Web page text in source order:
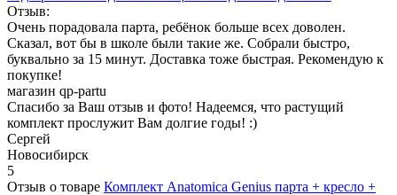
Отзыв:
Очень порадовала парта, ребёнок больше всех доволен.
Сказал, вот бы в школе были такие же. Собрали быстро,
буквально за 15 минут. Доставка тоже быстрая. Рекомендую к
покупке!
магазин qp-partu
Спасибо за Ваш отзыв и фото! Надеемся, что растущий
комплект прослужит Вам долгие годы! :)
Сергей
Новосибирск
5
Отзыв о товаре Комплект Anatomica Genius парта + кресло +